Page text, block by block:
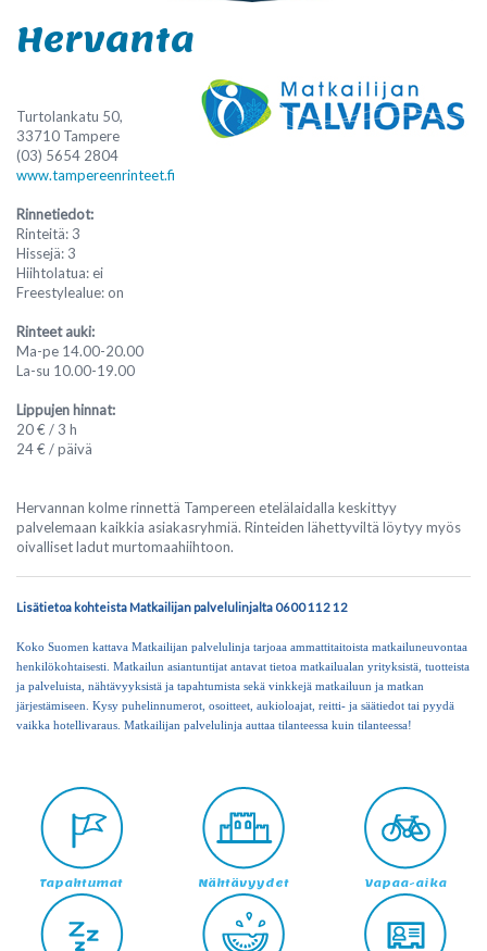
Hervanta
Turtolankatu 50,
33710 Tampere
(03) 5654 2804
www.tampereenrinteet.fi
Rinnetiedot:
Rinteitä: 3
Hissejä: 3
Hiihtolatua: ei
Freestylealue: on
Rinteet auki:
Ma-pe 14.00-20.00
La-su 10.00-19.00
Lippujen hinnat:
20 € / 3 h
24 € / päivä
Hervannan kolme rinnettä Tampereen etelälaidalla keskittyy
palvelemaan kaikkia asiakasryhmiä. Rinteiden lähettyviltä löytyy myös
oivalliset ladut murtomaahiihtoon.
Lisätietoa kohteista Matkailijan palvelulinjalta 0600 112 12
Koko Suomen kattava Matkailijan palvelulinja tarjoaa ammattitaitoista matkailuneuvontaa
henkilökohtaisesti. Matkailun asiantuntijat antavat tietoa matkailualan yrityksistä, tuotteista
ja palveluista, nähtävyyksistä ja tapahtumista sekä vinkkejä matkailuun ja matkan
järjestämiseen. Kysy puhelinnumerot, osoitteet, aukioloajat, reitti- ja säätiedot tai pyydä
vaikka hotellivaraus. Matkailijan palvelulinja auttaa tilanteessa kuin tilanteessa!
Tapahtumat Nähtävyydet Vapaa-aika